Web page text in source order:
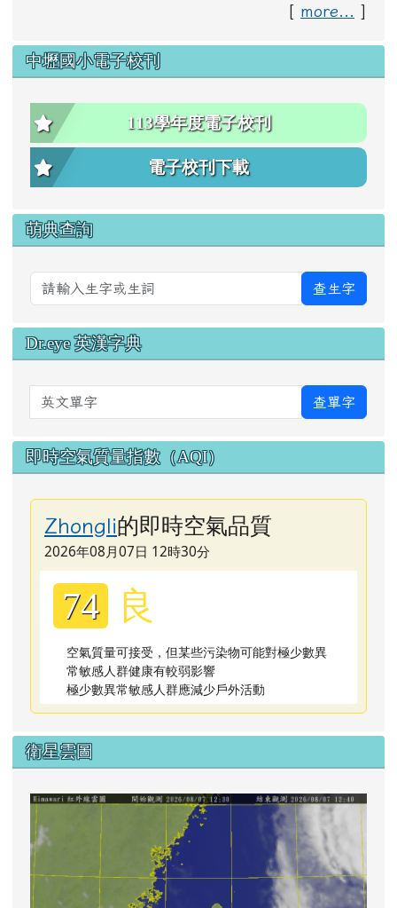
[ more... ]
中壢國小電子校刊
113學年度電子校刊
電子校刊下載
萌典查詢
查生字
Dr.eye 英漢字典
英文單字 查單字
即時空氣質量指數（AQI）
Zhongli的即時空氣品質
2026年08月07日 12時30分
74 良
空氣質量可接受，但某些污染物可能對極少數異
常敏感人群健康有較弱影響
極少數異常敏感人群應減少戶外活動
衛星雲圖
link